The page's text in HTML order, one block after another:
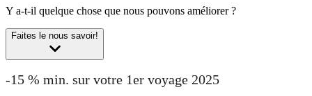
Y a-t-il quelque chose que nous pouvons améliorer ?
Faites le nous savoir!
-15 % min. sur votre 1er voyage 2025